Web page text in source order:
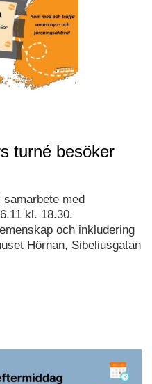
turné besöker
med
kl. 18.30.
och inkludering
Hörnan, Sibeliusgatan